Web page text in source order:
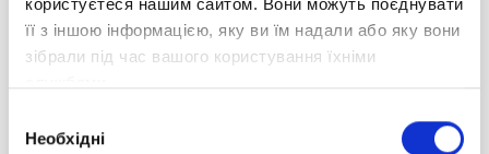
користуєтеся нашим сайтом. Вони можуть поєднувати
її з іншою інформацією, яку ви їм надали або яку вони
зібрали під час вашого користування їхніми
згоди
Необхідні